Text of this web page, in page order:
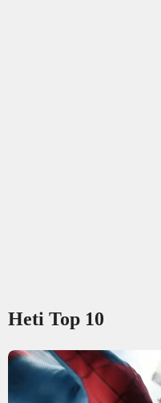
Heti Top 10